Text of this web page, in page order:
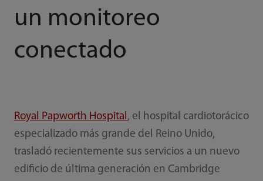
un monitoreo
conectado
Royal Papworth Hospital, el hospital cardiotorácico
especializado más grande del Reino Unido,
trasladó recientemente sus servicios a un nuevo
edificio de última generación en Cambridge